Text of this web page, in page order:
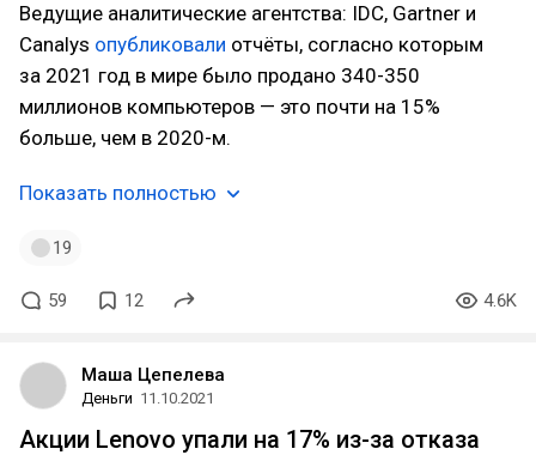
Ведущие аналитические агентства: IDC, Gartner и
Canalys опубликовали отчёты, согласно которым
за 2021 год в мире было продано 340-350
миллионов компьютеров — это почти на 15%
больше, чем в 2020-м.
Показать полностью
19
59 12 4.6K
Маша Цепелева
Деньги 11.10.2021
Акции Lenovo упали на 17% из-за отказа